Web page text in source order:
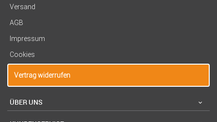
Versand
AGB
Impressum
Cookies
Vertrag widerrufen
ÜBER UNS